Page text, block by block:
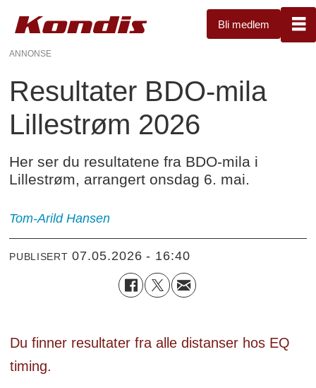
Bli medlem
ANNONSE
Resultater BDO-mila
Lillestrøm 2026
Her ser du resultatene fra BDO-mila i
Lillestrøm, arrangert onsdag 6. mai.
Tom-Arild Hansen
PUBLISERT 07.05.2026 - 16:40
Du finner resultater fra alle distanser hos EQ
timing.